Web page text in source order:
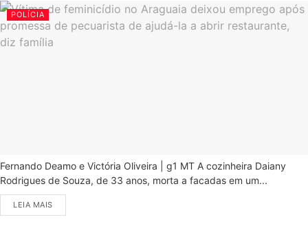
POLÍCIA
Fernando Deamo e Victória Oliveira | g1 MT A cozinheira Daiany
Rodrigues de Souza, de 33 anos, morta a facadas em um...
LEIA MAIS